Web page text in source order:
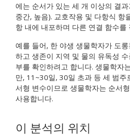
에는 순서가 있는 세 개 이상의 결
중간, 높음). 교호작용 및 다항식 항
항 내에 내포하며 다른 연결 함수를
예를 들어, 한 야생 생물학자가 도
하고 생존이 지역 및 물의 유독성
부를 확인하려고 합니다. 생물학자
만, 11~30일, 30일 초과 등 세 범주
서형 변수이므로 생물학자는 순서
사용합니다.
이 분석의 위치